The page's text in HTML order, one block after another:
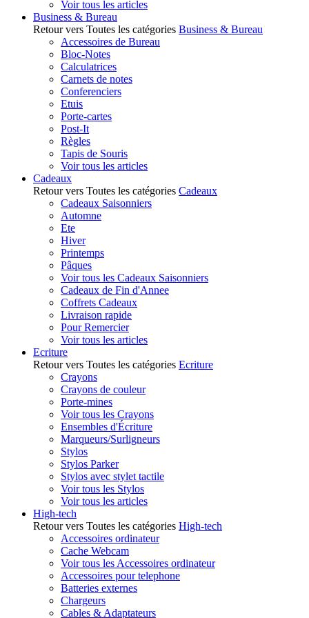
Voir tous les articles
Business & Bureau
Retour vers Toutes les catégories Business & Bureau
Accessoires de Bureau
Bloc-Notes
Calculatrices
Carnets de notes
Conferenciers
Etuis
Porte-cartes
Post-It
Règles
Tapis de Souris
Voir tous les articles
Cadeaux
Retour vers Toutes les catégories Cadeaux
Cadeaux Saisonniers
Automne
Ete
Hiver
Printemps
Pâques
Voir tous les Cadeaux Saisonniers
Cadeaux de Fin d'Annee
Coffrets Cadeaux
Livraison rapide
Pour Remercier
Voir tous les articles
Ecriture
Retour vers Toutes les catégories Ecriture
Crayons
Crayons de couleur
Porte-mines
Voir tous les Crayons
Ensembles d'Écriture
Marqueurs/Surligneurs
Stylos
Stylos Parker
Stylos avec stylet tactile
Voir tous les Stylos
Voir tous les articles
High-tech
Retour vers Toutes les catégories High-tech
Accessoires ordinateur
Cache Webcam
Voir tous les Accessoires ordinateur
Accessoires pour telephone
Batteries externes
Chargeurs
Cables & Adaptateurs